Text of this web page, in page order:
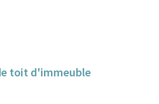
toit d'immeuble